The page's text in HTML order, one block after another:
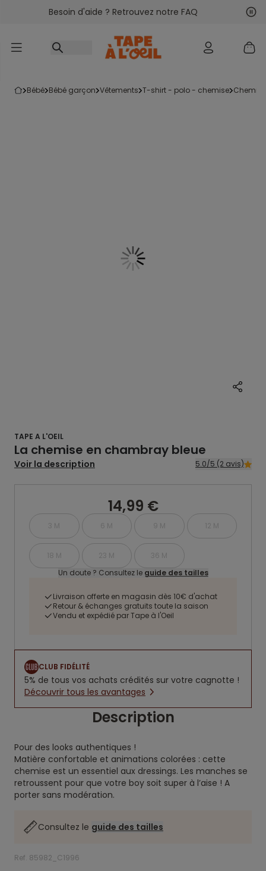
Accéder au contenu
Besoin d'aide ? Retrouvez notre FAQ
bébé bébé garçon vêtements t-shirt - polo - chemise chemise
TAPE A L'OEIL
La chemise en chambray bleue
Voir la description 5.0/5 (2 avis)
14,99 €
3 M 6 M 9 M 12 M
18 M 23 M
36 M
Un doute ? Consultez le guide des tailles
Livraison offerte en magasin dès 10€ d'achat
Retour & échanges gratuits toute la saison
Vendu et expédié par Tape à l'Oeil
CLUB FIDÉLITÉ
5% de tous vos achats crédités sur votre cagnotte !
Découvrir tous les avantages
Description
Pour des looks authentiques !
Matière confortable et animations colorées : cette
chemise est un essentiel aux dressings. Les manches se
retroussent pour que votre boy soit super à l’aise ! A
porter sans modération.
Consultez le guide des tailles
Ref. 85982_C1996